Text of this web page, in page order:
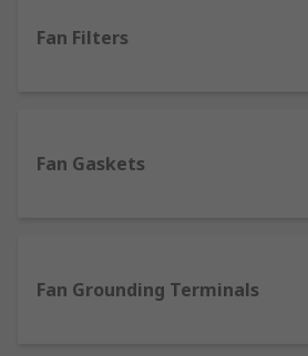
replacement parts to find the
types of fans, including the ones
Centrifugal
Extractor
Fan Filters
Fan Gaskets
Fan Grounding Terminals